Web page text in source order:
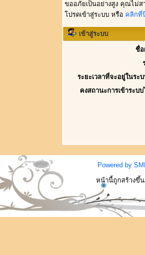
ขออภัยเป็นอย่างสูง คุณไม่
โปรดเข้าสู่ระบบ หรือ คลิกที่
เข้าสู่ระบบ
ชื่อ
ระยะเวลาที่จะอยู่ในระ
คงสถานะการเข้าระบ
Powered by
หน้านี้ถูกสร้างขึ้น